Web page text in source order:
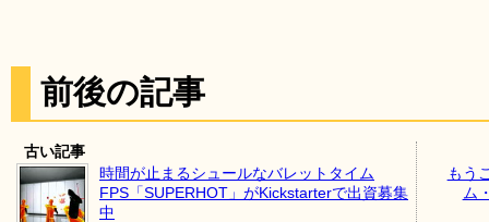
前後の記事
古い記事
時間が止まるシュールなバレットタイム
FPS「SUPERHOT」がKickstarterで出資募集
中
もう
ム